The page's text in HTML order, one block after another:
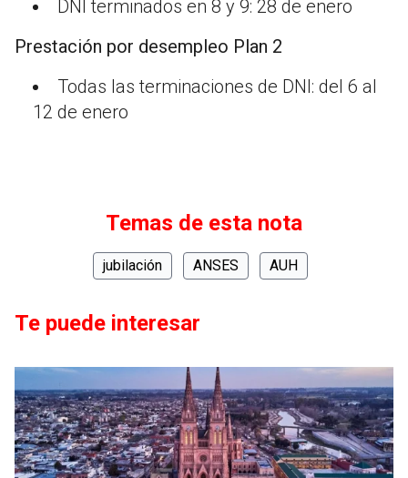
DNI terminados en 8 y 9: 28 de enero
Prestación por desempleo Plan 2
Todas las terminaciones de DNI: del 6 al
12 de enero
Temas de esta nota
jubilación ANSES AUH
Te puede interesar